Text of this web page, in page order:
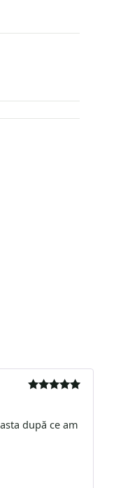
după ce am